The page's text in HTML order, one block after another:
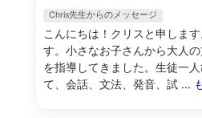
Chris先生からのメッセージ
こんにちは！クリスと申しま
す。小さなお子さんから大人
を指導してきました。生徒一
て、会話、文法、発音、試 ...